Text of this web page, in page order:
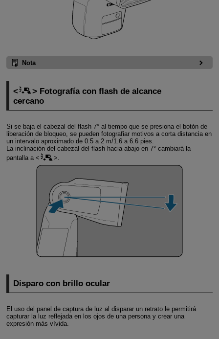
Nota
Fotografía con flash de alcance
cercano
Si se baja el cabezal del flash 7°al tiempo que se presiona el botón de
liberación de bloqueo, se pueden fotografiar motivos a corta distancia en
un intervalo aproximado de 0.5 a 2 m/1.6 a 6.6 pies.
La inclinación del cabezal del flash hacia abajo en 7°cambiará la
pantalla a
.
Disparo con brillo ocular
El uso del panel de captura de luz al disparar un retrato le permitirá
capturar la luz reflejada en los ojos de una persona y crear una
expresión más vívida.